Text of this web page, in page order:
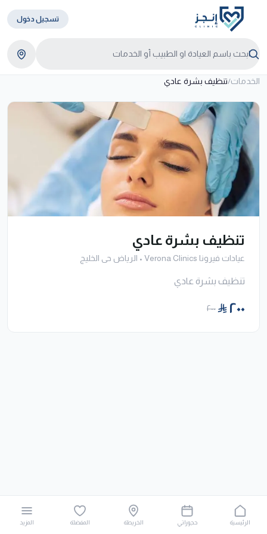
تسجيل دخول
الخدمات/تنظيف بشرة عادي
تنظيف بشرة عادي
عيادات فيرونا Verona Clinics • الرياض حى الخليج
تنظيف بشرة عادي
٢٠٠ ٢٠٠
الرئيسية حجوزاتي الخريطة المفضلة المزيد